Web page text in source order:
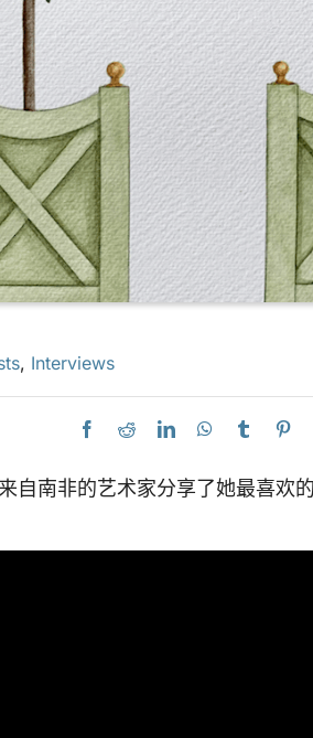
, Interviews
自南非的艺术家分享了她最喜欢